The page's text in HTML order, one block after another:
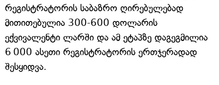
რეგისტრატორის საბაზრო ღირებულებად
მითითებულია 300-600 დოლარის
ექვივალენტი ლარში და ამ ეტაპზე დაგეგმილია
6 000 ასეთი რეგისტრატორის ერთჯერადად
შესყიდვა.